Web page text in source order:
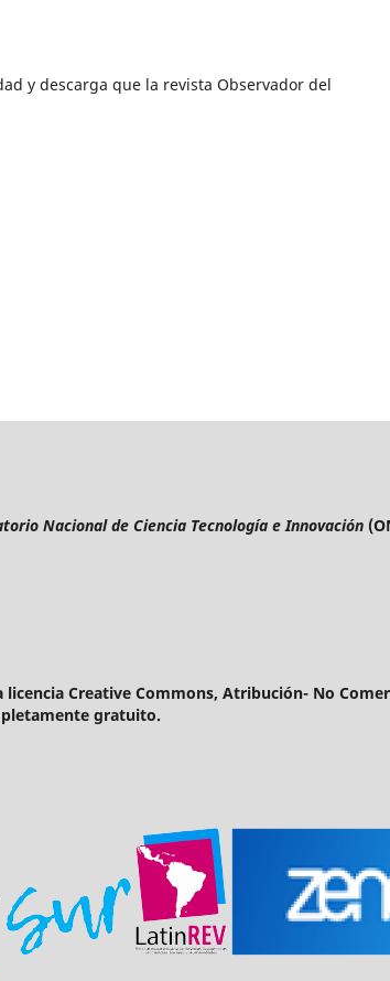
y descarga que la revista Observador del
Nacional de Ciencia Tecnología e Innovación
Creative Commons, Atribución- No
gratuito.